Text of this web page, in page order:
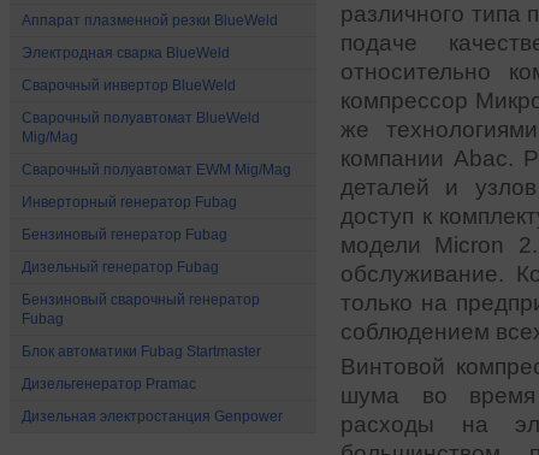
Аппарат плазменной резки BlueWeld
Электродная сварка BlueWeld
Сварочный инвертор BlueWeld
Сварочный полуавтомат BlueWeld
Mig/Mag
Сварочный полуавтомат EWM Mig/Mag
Инверторный генератор Fubag
Бензиновый генератор Fubag
Дизельный генератор Fubag
Бензиновый сварочный генератор
Fubag
Блок автоматики Fubag Startmaster
Дизельгенератор Pramac
Дизельная электростанция Genpower
различного типа
подаче
относительно
компрессор
же
компании Abac.
деталей и
доступ к
модели Micron
обслуживание.
только на
соблюдением
Винтовой
шума во время
расходы на